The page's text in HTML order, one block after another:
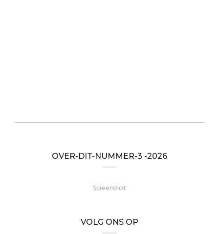
OVER-DIT-NUMMER-3 -2026
Screenshot
VOLG ONS OP